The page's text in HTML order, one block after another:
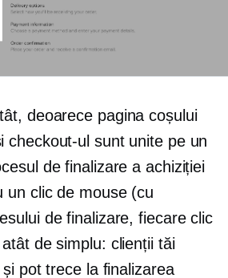
deoarece pagina coșului
checkout-ul sunt unite pe un
de finalizare a achiziției
un clic de mouse (cu
de finalizare, fiecare clic
de simplu: clienții tăi
pot trece la finalizarea